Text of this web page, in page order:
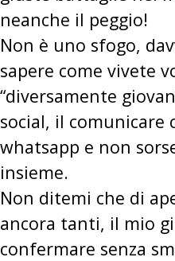
neanche il peggio!
Non è uno sfogo,
sapere come vivete
“diversamente
social, il comunicare
whatsapp e non
insieme.
Non ditemi che di
ancora tanti, il mio
confermare senza